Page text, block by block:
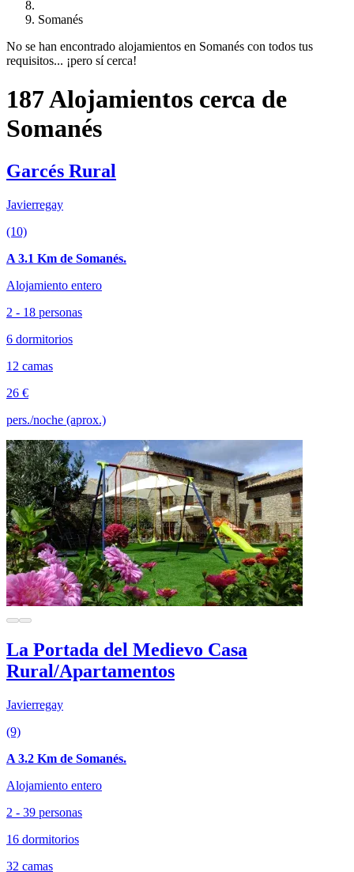
Somanés
No se han encontrado alojamientos en Somanés con todos tus
requisitos... ¡pero sí cerca!
187 Alojamientos cerca de
Somanés
Garcés Rural
Javierregay
(10)
A 3.1 Km de Somanés.
Alojamiento entero
2 - 18 personas
6 dormitorios
12 camas
26 €
pers./noche (aprox.)
La Portada del Medievo Casa
Rural/Apartamentos
Javierregay
(9)
A 3.2 Km de Somanés.
Alojamiento entero
2 - 39 personas
16 dormitorios
32 camas